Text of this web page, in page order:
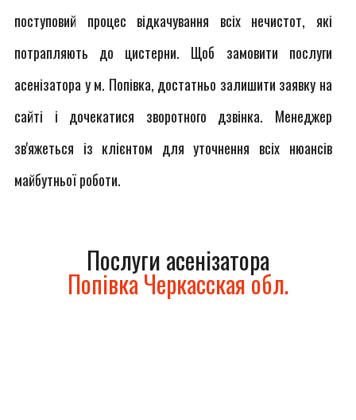
поступовий процес відкачування всіх нечистот, які
потрапляють до цистерни. Щоб замовити послуги
асенізатора у м. Попівка, достатньо залишити заявку на
сайті і дочекатися зворотного дзвінка. Менеджер
зв'яжеться із клієнтом для уточнення всіх нюансів
майбутньої роботи.
Послуги асенізатора
Попівка Черкасская обл.